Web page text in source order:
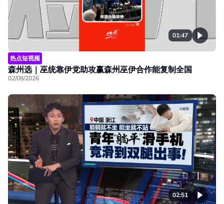
01:47
热点短视频
森州选｜巫统靠伊党助攻赢森州巫伊合作能复制全国
02/08/2026
02:51